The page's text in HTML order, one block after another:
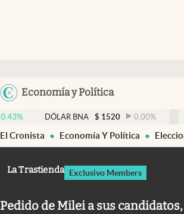
Economía y Política
Members
Economía y Política
Finanzas y Mercados
Columnistas
DÓLAR BNA $ 1520 0.00% DÓLAR
El Cronista Economía Y Política
La Trastienda Exclusivo Members
Pedido de Milei a sus